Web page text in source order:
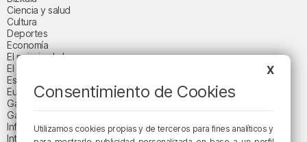
Ciencia y salud
Cultura
Deportes
Economía
El paisaje de la semana
El paisaje del día
Espacio patrocinado
Euskadi
Gastronomía
Gaurko abestia
Informativos
Internacional
X
Consentimiento de Cookies
Utilizamos cookies propias y de terceros para fines analíticos y